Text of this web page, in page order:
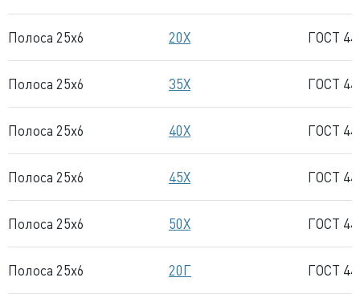
Полоса 25x6 20Х ГОСТ
Полоса 25x6 35Х ГОСТ
Полоса 25x6 40Х ГОСТ
Полоса 25x6 45Х ГОСТ
Полоса 25x6 50Х ГОСТ
Полоса 25x6 20Г ГОСТ